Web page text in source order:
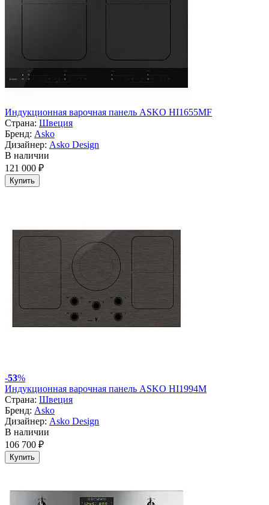
Индукционная варочная панель ASKO HI1655MF
Страна: Швеция
Бренд: Asko
Дизайнер: Asko Design
В наличии
121 000 ₽
Купить
-53%
Индукционная варочная панель ASKO HI1994M
Страна: Швеция
Бренд: Asko
Дизайнер: Asko Design
В наличии
106 700 ₽
Купить